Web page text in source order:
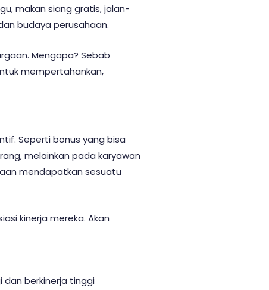
makan siang gratis, jalan-
budaya perusahaan.
Mengapa? Sebab
mempertahankan,
Seperti bonus yang bisa
melainkan pada karyawan
mendapatkan sesuatu
kinerja mereka. Akan
dan berkinerja tinggi